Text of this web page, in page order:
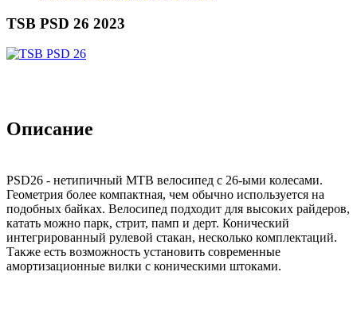
TSB PSD 26 2023
Описание
PSD26 - нетипичный MTB велосипед с 26-ыми колесами.
Геометрия более компактная, чем обычно используется на
подобных байках. Велосипед подходит для высоких райдеров,
катать можно парк, стрит, памп и дерт. Конический
интегрированный рулевой стакан, несколько комплектаций.
Также есть возможность установить современные
амортизационные вилки с коническими штоками.